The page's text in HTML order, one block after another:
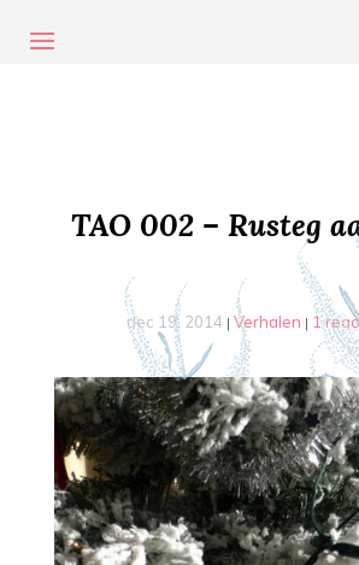
TAO 002 – Rusteg
dec 19, 2014 | Verhalen | 1